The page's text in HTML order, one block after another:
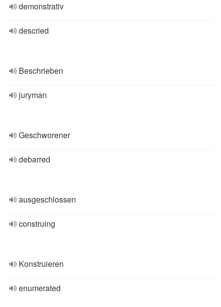
demonstrativ
descried
Beschrieben
juryman
Geschworener
debarred
ausgeschlossen
construing
Konstruieren
enumerated